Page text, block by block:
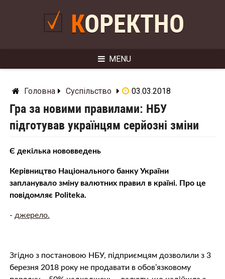
КОРЕКТНО
MENU
Головна Суспільство 03.03.2018
Гра за новими правилами: НБУ
підготував українцям серйозні зміни
Є декілька нововведень
Керівництво Національного банку України
запланувало зміну валютних правил в країні. Про це
повідомляє Politeka.
- джерело.
Згідно з постановою НБУ, підприємцям дозволили з 3
березня 2018 року не продавати в обов’язковому